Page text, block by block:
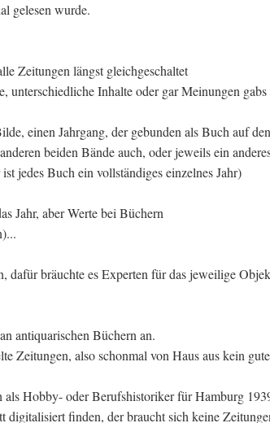
gelesen wurde.
Zeitungen längst gleichgeschaltet
unterschiedliche Inhalte oder gar Meinungen gabs
einen Jahrgang, der gebunden als Buch auf
beiden Bände auch, oder jeweils ein
jedes Buch ein vollständiges einzelnes Jahr)
Jahr, aber Werte bei Büchern
dafür bräuchte es Experten für das jeweilige
antiquarischen Büchern an.
Zeitungen, also schonmal von Haus aus kein
Hobby- oder Berufshistoriker für Hamburg
digitalisiert finden, der braucht sich keine